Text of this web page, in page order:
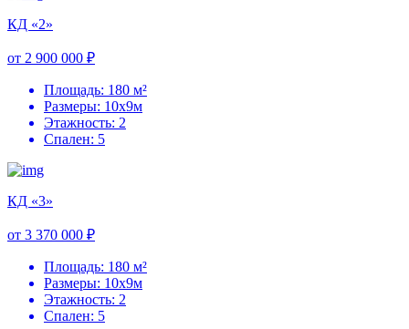
КД «2»
от 2 900 000 ₽
Площадь: 180 м²
Размеры: 10х9м
Этажность: 2
Спален: 5
КД «3»
от 3 370 000 ₽
Площадь: 180 м²
Размеры: 10х9м
Этажность: 2
Спален: 5